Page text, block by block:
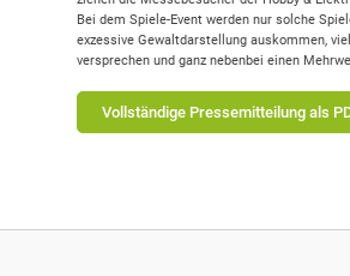
Bei dem Spiele-Event werden nur solche
exzessive Gewaltdarstellung auskommen,
versprechen und ganz nebenbei einen
Vollständige Pressemitteilung als